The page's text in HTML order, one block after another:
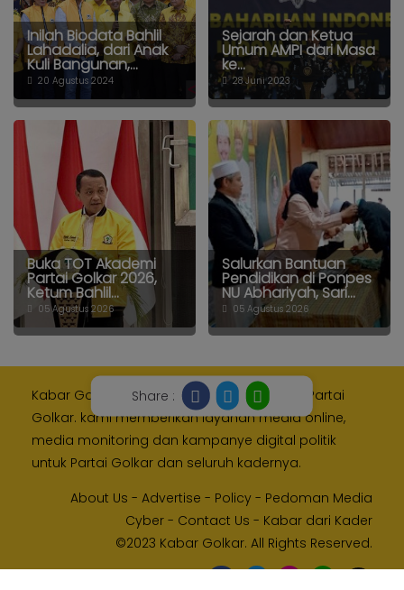
Share :
Inilah Biodata Bahlil
Lahadalia, dari Anak
Kuli Bangunan,...
20 Agustus 2024
Sejarah dan Ketua
Umum AMPI dari Masa
ke...
28 Juni 2023
Buka TOT Akademi
Partai Golkar 2026,
Ketum Bahlil...
05 Agustus 2026
Salurkan Bantuan
Pendidikan di Ponpes
NU Abhariyah, Sari...
05 Agustus 2026
Kabar Golkar adalah media resmi Internal Partai
Golkar. kami memberikan layanan media online,
media monitoring dan kampanye digital politik
untuk Partai Golkar dan seluruh kadernya.
About Us - Advertise - Policy - Pedoman Media
Cyber - Contact Us - Kabar dari Kader
©2023 Kabar Golkar. All Rights Reserved.